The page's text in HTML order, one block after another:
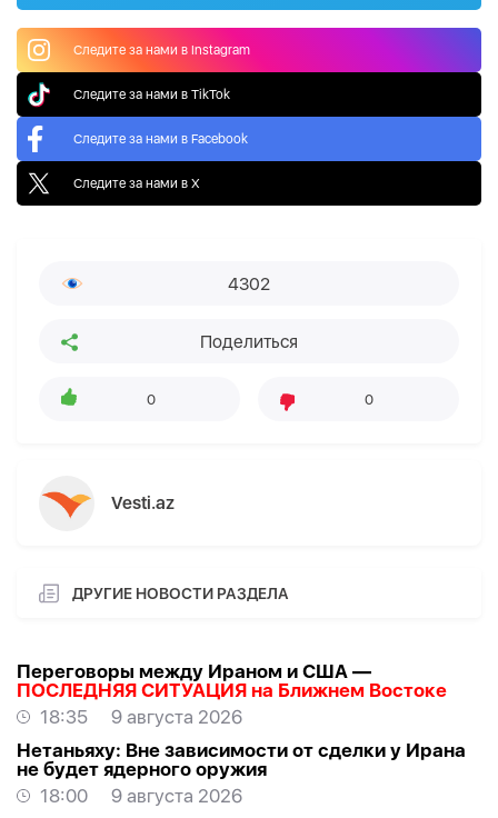
Следите за нами в Instagram
Следите за нами в TikTok
Следите за нами в Facebook
Следите за нами в X
4302
Поделиться
0 0
Vesti.az
ДРУГИЕ НОВОСТИ РАЗДЕЛА
Переговоры между Ираном и США —
ПОСЛЕДНЯЯ СИТУАЦИЯ на Ближнем Востоке
18:35
9 августа 2026
Нетаньяху: Вне зависимости от сделки у Ирана
не будет ядерного оружия
18:00
9 августа 2026